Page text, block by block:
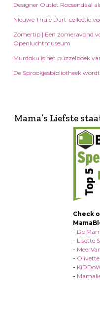
Designer Outlet Roosendaal
Nieuwe Thule Dart-collectie
Zomertip | Een zomeravond
Openluchtmuseum
Murdoku is het puzzelboek
De Sprookjesbibliotheek
Mama’s Liefste
Check
- De
- Lisette
-
- Olivette
-
-